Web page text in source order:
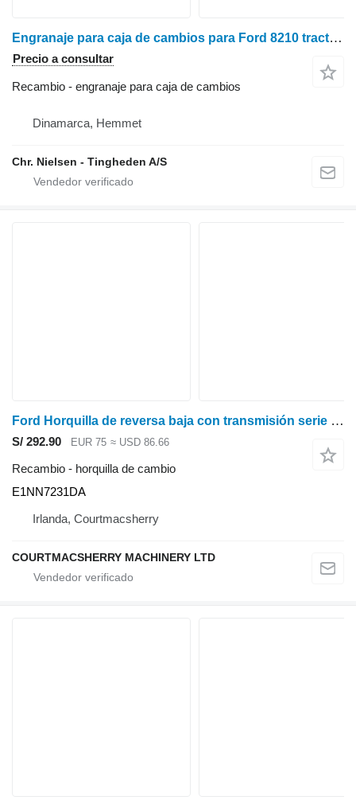
Engranaje para caja de cambios para Ford 8210 tractor de ruedas
Precio a consultar
Recambio - engranaje para caja de cambios
Dinamarca, Hemmet
Chr. Nielsen - Tingheden A/S
Ford Horquilla de reversa baja con transmisión serie 6610, 8210 y 10 E1nn7231da E1NN7231DA horquilla de cambio para Ford 5110, 5610, 6410, 6610, 6710, 6810, 7410, 7810, 7610, 7710, 7910, 8210 tractor de ruedas
S/ 292.90 EUR 75 ≈ USD 86.66
Recambio - horquilla de cambio
E1NN7231DA
Irlanda, Courtmacsherry
COURTMACSHERRY MACHINERY LTD